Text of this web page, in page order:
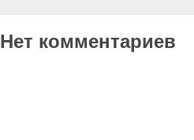
Нет комментариев